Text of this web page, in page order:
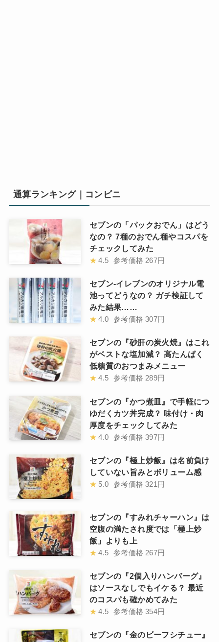
通算ランキング｜コンビニ
セブンの「パックおでん」はどう
なの？ 7種のおでん種やコスパを
チェックしてみた
★ 4.5 参考価格 267円
セブン-イレブンのオリジナル電
池ってどうなの？ ガチ検証して
みた結果……
★ 4.0 参考価格 307円
セブンの『砂肝の炭火焼』はこれ
がベストな塩加減？ 高たんぱく
低糖質のおつまみメニュー
★ 4.5 参考価格 289円
セブンの『かつ煮皿』で手軽につ
ゆだくカツ丼完成？ 味付け・肉
厚度をチェックしてみた
★ 4.0 参考価格 397円
セブンの『極上炒飯』は名前負け
していない旨みとボリューム感
★ 5.0 参考価格 321円
セブンの『すみれチャーハン』は
空腹の満たされ度では「極上炒
飯」よりも上
★ 4.5 参考価格 267円
セブンの『2個入りハンバーグ』
はソースなしでもイケる？ 最近
のコスパも確かめてみた
★ 4.5 参考価格 354円
セブンの『金のビーフシチュー』